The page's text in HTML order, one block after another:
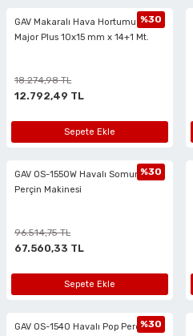
GAV Makaralı Hava Hortumu -
Major Plus 10x15 mm x 14+1 Mt.
%30
18.274,98 TL
12.792,49 TL
Sepete Ekle
GAV OS-1550W Havalı Somunlu
Perçin Makinesi
%30
96.514,75 TL
67.560,33 TL
Sepete Ekle
GAV OS-1540 Havalı Pop Perçin%30